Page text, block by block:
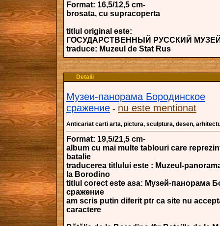
Format: 16,5/12,5 cm-
brosata, cu supracoperta
titlul original este:
ГОСУДАРСТВЕННЫЙ РУССКИЙ МУЗЕЙ
traduce: Muzeul de Stat Rus
Detalii
Музеи-панорама Бородинское
сражение - nu este mentionat
Anticariat carti arta, pictura, sculptura, desen,
Format: 19,5/21,5 cm-
album cu mai multe tablouri care
batalie
traducerea titlului este : Muzeul-
la Borodino
titlul corect este asa: Музей-панорама
сражение
am scris putin diferit ptr ca site nu
caractere